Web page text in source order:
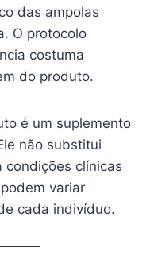
das ampolas
O protocolo
costuma
do produto.
é um suplemento
não substitui
clínicas
variar
cada indivíduo.